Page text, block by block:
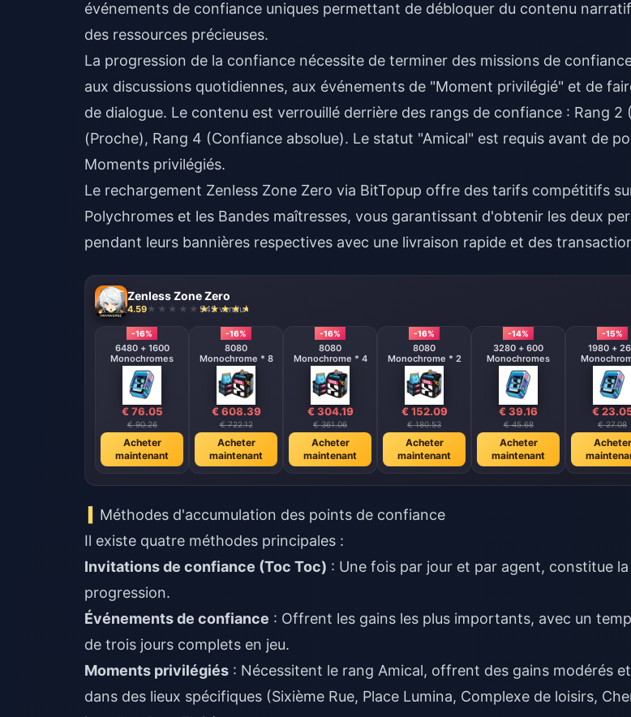
événements de confiance uniques permettant de débloquer du contenu
des ressources précieuses.
La progression de la confiance nécessite de terminer des missions de
aux discussions quotidiennes, aux événements de "Moment privilégié" et de
de dialogue. Le contenu est verrouillé derrière des rangs de confiance : Rang 2
(Proche), Rang 4 (Confiance absolue). Le statut "Amical" est requis avant de
Moments privilégiés.
Le rechargement Zenless Zone Zero via BitTopup offre des tarifs compétitifs
Polychromes et les Bandes maîtresses, vous garantissant d'obtenir les deux
pendant leurs bannières respectives avec une livraison rapide et des
Zenless Zone Zero
4.59 945 vendu
-16%
6480 + 1600
Monochromes
€ 76.05
€ 90.26
Acheter
maintenant
-16%
8080
Monochrome * 8
€ 608.39
€ 722.12
Acheter
maintenant
-16%
8080
Monochrome * 4
€ 304.19
€ 361.06
Acheter
maintenant
-16%
8080
Monochrome * 2
€ 152.09
€ 180.53
Acheter
maintenant
-14%
3280 + 600
Monochromes
€ 39.16
€ 45.68
Acheter
maintenant
-15%
1980 +
€
€ 27.08
Acheter
Méthodes d'accumulation des points de confiance
Il existe quatre méthodes principales :
Invitations de confiance (Toc Toc) : Une fois par jour et par agent, constitue la
progression.
Événements de confiance : Offrent les gains les plus importants, avec un
de trois jours complets en jeu.
Moments privilégiés : Nécessitent le rang Amical, offrent des gains modérés
dans des lieux spécifiques (Sixième Rue, Place Lumina, Complexe de loisirs,